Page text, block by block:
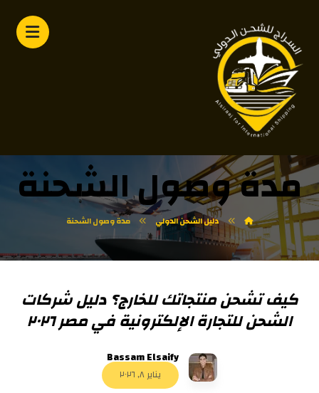
مدة وصول الشحنة
دليل الشحن الدولي مدة وصول الشحنة
كيف تشحن منتجاتك للخارج؟ دليل شركات
الشحن للتجارة الإلكترونية في مصر ٢٠٢٦
Bassam Elsaify
يناير ٨, ٢٠٢٦